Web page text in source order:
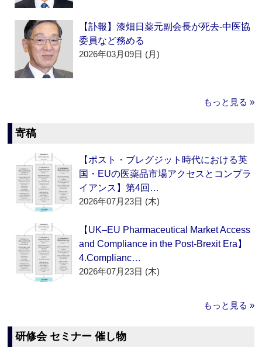
【訃報】漆畑日薬元副会長が死去‐中医協
委員など務める
2026年03月09日 (月)
もっと見る »
寄稿
【ポスト・ブレグジット時代における英
国・EUの医薬品市場アクセスとコンプラ
イアンス】第4回…
2026年07月23日 (木)
【UK–EU Pharmaceutical Market Access
and Compliance in the Post-Brexit Era】
4.Complianc…
2026年07月23日 (木)
もっと見る »
研修会 セミナー 催し物